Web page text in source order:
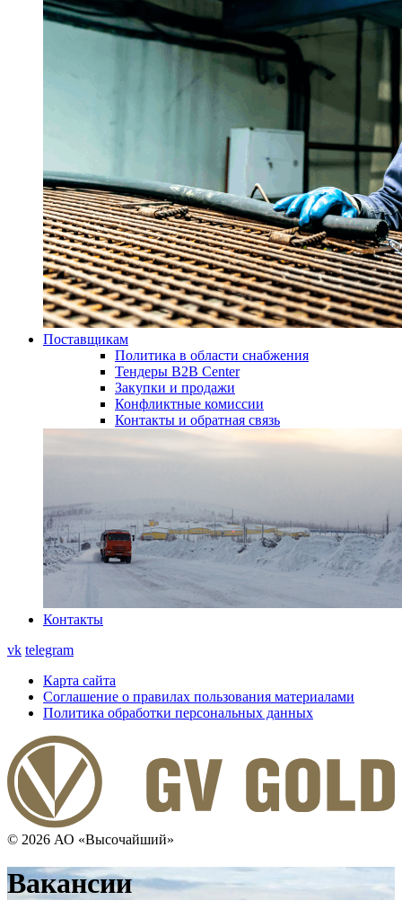
Поставщикам
Политика в области снабжения
Тендеры B2B Center
Закупки и продажи
Конфликтные комиссии
Контакты и обратная связь
Контакты
vk telegram
Карта сайта
Соглашение о правилах пользования материалами
Политика обработки персональных данных
© 2026 АО «Высочайший»
Вакансии